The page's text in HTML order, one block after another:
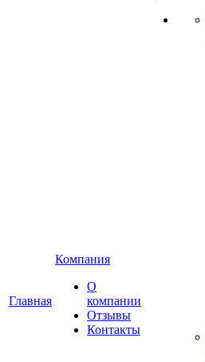
Главная
Компания
О
компании
Отзывы
Контакты